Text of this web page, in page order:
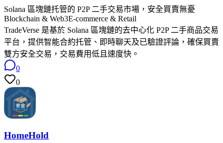
Solana 區塊鏈托管的 P2P 二手交易市場，安全買賣無憂
Blockchain & Web3E-commerce & Retail
TradeVerse 是基於 Solana 區塊鏈的去中心化 P2P 二手商品交易
平台，提供智能合約托管、即時聊天及已驗證評論，確保買賣
雙方安全交易，交易費用低且速度快。
0
0
HomeHold